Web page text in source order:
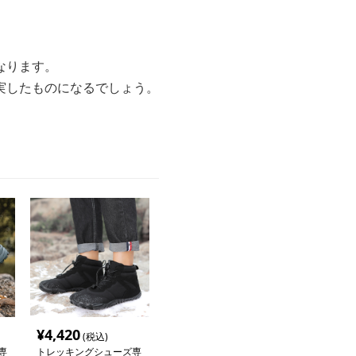
ます。
たものになるでしょう。
¥4,420(税込)
トレッキングシューズ専